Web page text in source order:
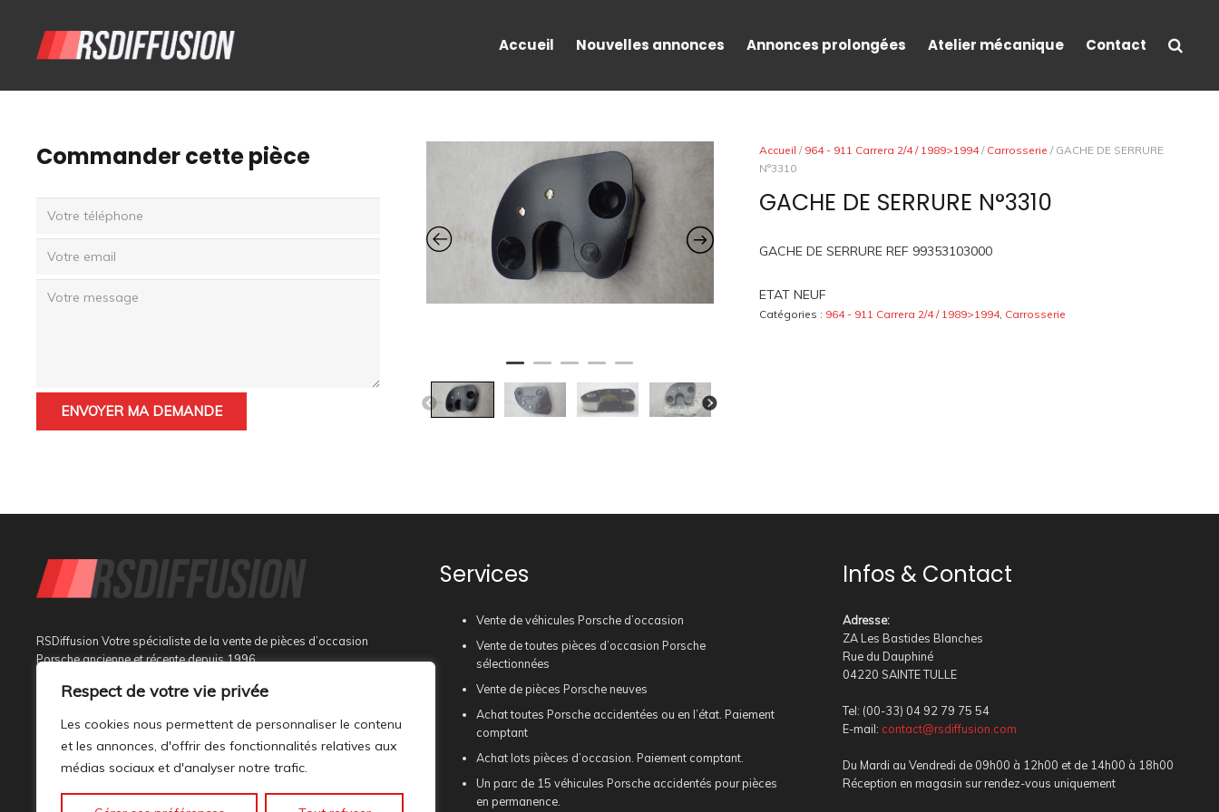
Respect de votre vie privée
Les cookies nous permettent de personnaliser le contenu
et les annonces, d'offrir des fonctionnalités relatives aux
médias sociaux et d'analyser notre trafic.
Accueil Nouvelles annonces Annonces prolongées Atelier mécanique Contact
Accueil / 964 - 911 Carrera 2/4 / 1989>1994/ Carrosserie / GACHE DE SERRURE
N°3310
GACHE DE SERRURE N°3310
GACHE DE SERRURE REF 99353103000
ETAT NEUF
Catégories : 964 - 911 Carrera 2/4 / 1989>1994, Carrosserie
Commander cette pièce
RSDiffusion Votre spécialiste de la vente de pièces d’occasion
Porsche ancienne et récente depuis 1996
Implantée à Sainte Tulle dans le département des Alpes de
Provence, au sein d’un bâtiment tout neuf de 1000M², son
activité est dédiée à la marque PORSCHE.
Services
Vente de véhicules Porsche d’occasion
Vente de toutes pièces d’occasion Porsche
sélectionnées
Vente de pièces Porsche neuves
Achat toutes Porsche accidentées ou en l’état. Paiement
comptant
Achat lots pièces d’occasion. Paiement comptant.
Un parc de 15 véhicules Porsche accidentés pour pièces
en permanence.
Infos & Contact
Adresse:
ZA Les Bastides Blanches
Rue du Dauphiné
04220 SAINTE TULLE
Tel: (00-33) 04 92 79 75 54
E-mail: contact@rsdiffusion.com
Du Mardi au Vendredi de 09h00 à 12h00 et de 14h00 à 18h00
Réception en magasin sur rendez-vous uniquement